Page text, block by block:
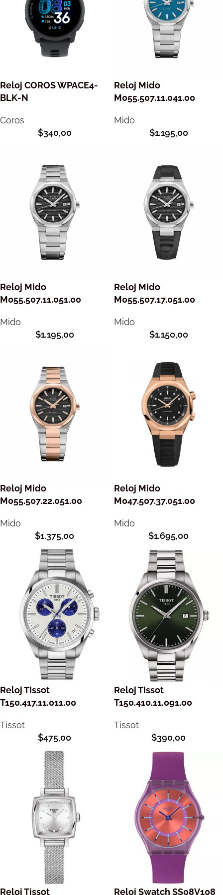
Reloj COROS WPACE4-
BLK-N
Coros
$340,00
Reloj Mido
M055.507.11.041.00
Mido
$1.195,00
Reloj Mido
M055.507.11.051.00
Mido
$1.195,00
Reloj Mido
M055.507.17.051.00
Mido
$1.150,00
Reloj Mido
M055.507.22.051.00
Mido
$1.375,00
Reloj Mido
M047.507.37.051.00
Mido
$1.695,00
Reloj Tissot
T150.417.11.011.00
Tissot
$475,00
Reloj Tissot
T150.410.11.091.00
Tissot
$390,00
Reloj Tissot Reloj Swatch SS08V108